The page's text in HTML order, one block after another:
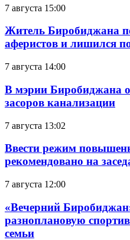
7 августа 15:00
Житель Биробиджана
аферистов и лишился
7 августа 14:00
В мэрии Биробиджана
засоров канализации
7 августа 13:02
Ввести режим
рекомендовано на
7 августа 12:00
«Вечерний
разноплановую
семьи